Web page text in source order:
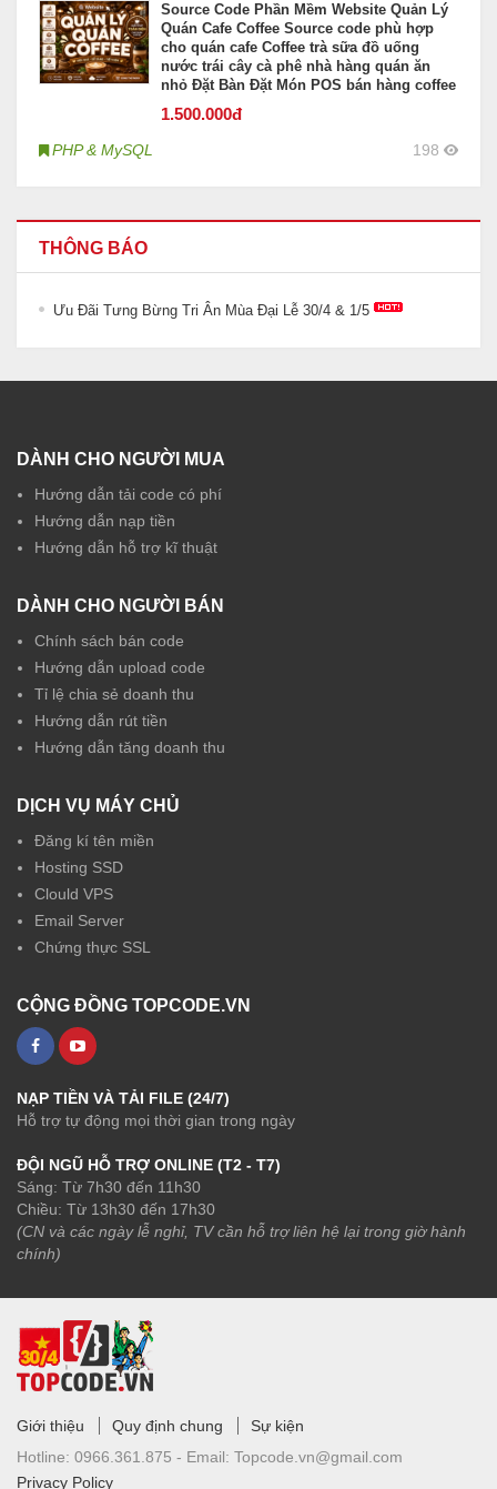
Source Code Phần Mềm Website Quản Lý
Quán Cafe Coffee Source code phù hợp
cho quán cafe Coffee trà sữa đồ uống
nước trái cây cà phê nhà hàng quán ăn
nhỏ Đặt Bàn Đặt Món POS bán hàng coffee
1.500.000đ
PHP & MySQL 198
THÔNG BÁO
Ưu Đãi Tưng Bừng Tri Ân Mùa Đại Lễ 30/4 & 1/5
DÀNH CHO NGƯỜI MUA
Hướng dẫn tải code có phí
Hướng dẫn nạp tiền
Hướng dẫn hỗ trợ kĩ thuật
DÀNH CHO NGƯỜI BÁN
Chính sách bán code
Hướng dẫn upload code
Tỉ lệ chia sẻ doanh thu
Hướng dẫn rút tiền
Hướng dẫn tăng doanh thu
DỊCH VỤ MÁY CHỦ
Đăng kí tên miền
Hosting SSD
Clould VPS
Email Server
Chứng thực SSL
CỘNG ĐỒNG TOPCODE.VN
NẠP TIỀN VÀ TẢI FILE (24/7)
Hỗ trợ tự động mọi thời gian trong ngày
ĐỘI NGŨ HỖ TRỢ ONLINE (T2 - T7)
Sáng: Từ 7h30 đến 11h30
Chiều: Từ 13h30 đến 17h30
(CN và các ngày lễ nghỉ, TV cần hỗ trợ liên hệ lại trong giờ hành
chính)
Giới thiệu Quy định chung
Sự kiện
Hotline: 0966.361.875 - Email: Topcode.vn@gmail.com
Privacy Policy